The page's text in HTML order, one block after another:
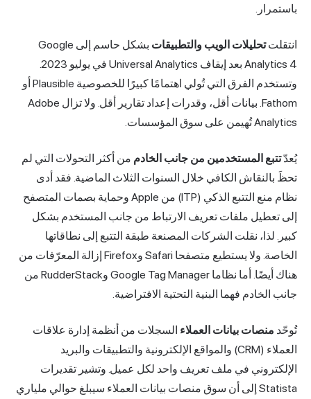
باستمرار.
انتقلتتحليلات الويب والتطبيقات
بشكل حاسم إلى Google
Analytics 4 بعد إيقاف Universal Analytics في يوليو 2023.
وتستخدم الفرق التي تُولي اهتمامًا كبيرًا للخصوصية Plausible أو
Fathom. بيانات أقل، وقدرات إعداد تقارير أقل. ولا تزال Adobe
Analytics تُهيمن على سوق المؤسسات.
يُعدّتتبع المستخدمين من جانب الخادممن أكثر التحولات التي لم
تحظَ بالنقاش الكافي خلال السنوات الثلاث الماضية. فقد أدى
نظام منع التتبع الذكي (ITP) من Apple وحماية بصمات المتصفح
إلى تعطيل ملفات تعريف الارتباط من جانب المستخدم بشكل
كبير. لذا، نقلت الشركات المصنعة طبقة التتبع إلى نطاقاتها
الخاصة. ولا يستطيع متصفحا Safari وFirefox إزالة المعرّفات من
هناك أيضًا. أما نظاما Google Tag Manager وRudderStack من
جانب الخادم فهما البنية التحتية الافتراضية.
تُوحّدمنصات بيانات العملاءالسجلات من أنظمة إدارة علاقات
العملاء (CRM) والمواقع الإلكترونية والتطبيقات والبريد
الإلكتروني في ملف تعريف واحد لكل عميل. وتشير تقديرات
Statista إلى أن سوق منصات بيانات العملاء سيبلغ حوالي ملياري